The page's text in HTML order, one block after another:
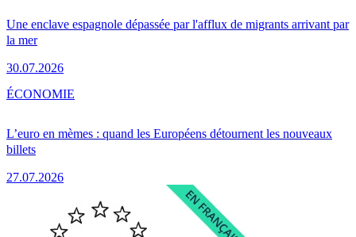
Une enclave espagnole dépassée par l'afflux de migrants arrivant par
la mer
30.07.2026
L’euro en mèmes : quand les Européens détournent les nouveaux
billets
27.07.2026
ÉCONOMIE